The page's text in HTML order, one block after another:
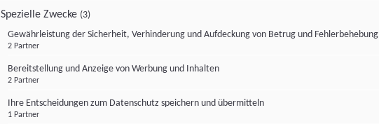
Spezielle Zwecke (3)
Gewährleistung der Sicherheit, Verhinderung und Aufdeckung von Betrug und Fehlerbehebung
2 Partner
Bereitstellung und Anzeige von Werbung und Inhalten
2 Partner
Ihre Entscheidungen zum Datenschutz speichern und übermitteln
1 Partner